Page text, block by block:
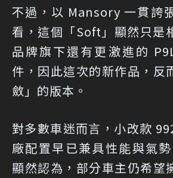
不過，以 Mansory 一貫誇
看，這個「Soft」顯然只是
品牌旗下還有更激進的
件，因此這次的新作品，反
斂」的版本。
對多數車迷而言，小改款
廠配置早已兼具性能與氣
顯然認為，部分車主仍希望